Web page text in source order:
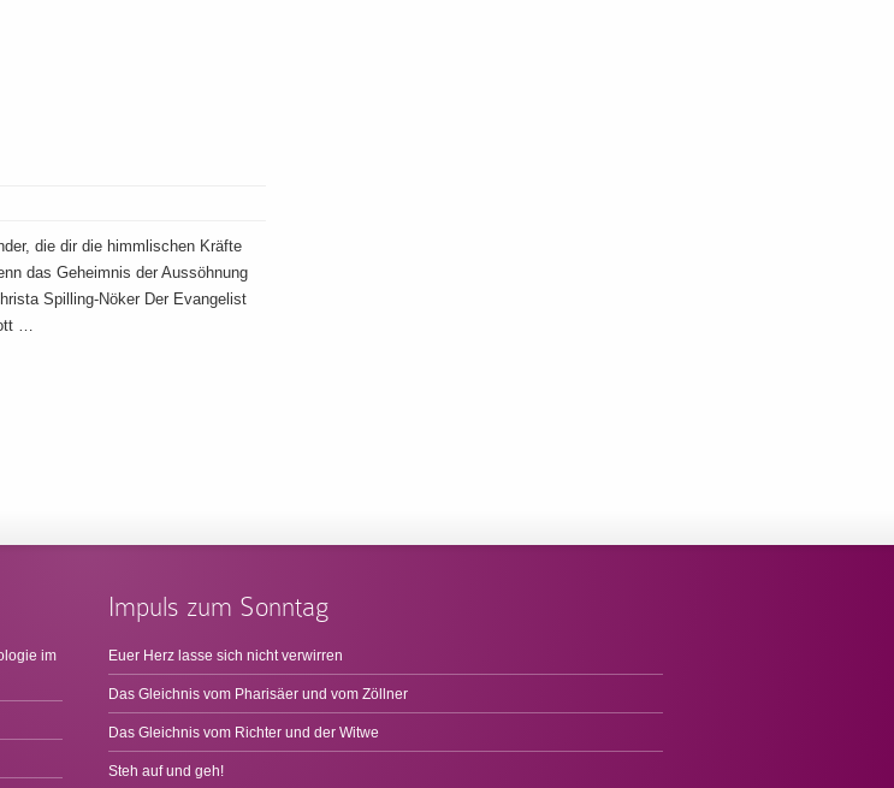
die dir die himmlischen Kräfte
das Geheimnis der Aussöhnung
Spilling-Nöker Der Evangelist
…
im
Impuls zum Sonntag
Euer Herz lasse sich nicht verwirren
Das Gleichnis vom Pharisäer und vom Zöllner
Das Gleichnis vom Richter und der Witwe
Steh auf und geh!